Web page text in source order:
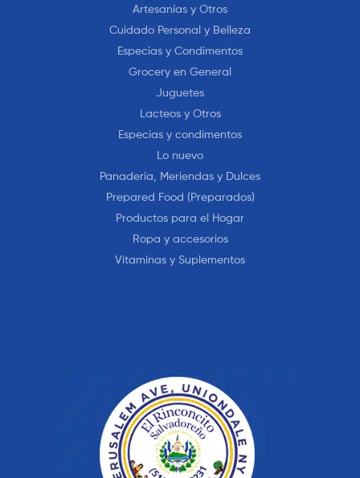
Artesanías y Otros
Cuidado Personal y Belleza
Especias y Condimentos
Grocery en General
Juguetes
Lacteos y Otros
Especias y condimentos
Lo nuevo
Panaderia, Meriendas y Dulces
Prepared Food (Preparados)
Productos para el Hogar
Ropa y accesorios
Vitaminas y Suplementos